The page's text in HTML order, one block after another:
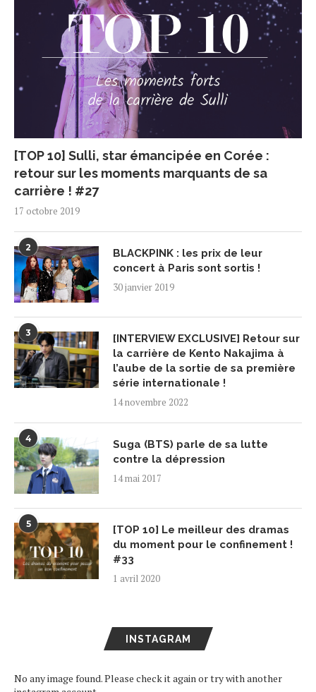
[TOP 10] Sulli, star émancipée en Corée :
retour sur les moments marquants de sa
carrière ! #27
17 octobre 2019
2
BLACKPINK : les prix de leur
concert à Paris sont sortis !
30 janvier 2019
3
[INTERVIEW EXCLUSIVE] Retour sur
la carrière de Kento Nakajima à
l’aube de la sortie de sa première
série internationale !
14 novembre 2022
4
Suga (BTS) parle de sa lutte
contre la dépression
14 mai 2017
5
[TOP 10] Le meilleur des dramas
du moment pour le confinement !
#33
1 avril 2020
INSTAGRAM
No any image found. Please check it again or try with another